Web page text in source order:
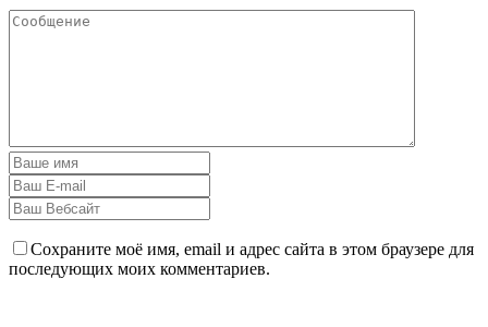
Сохраните моё имя, email и адрес сайта в этом браузере для
последующих моих комментариев.